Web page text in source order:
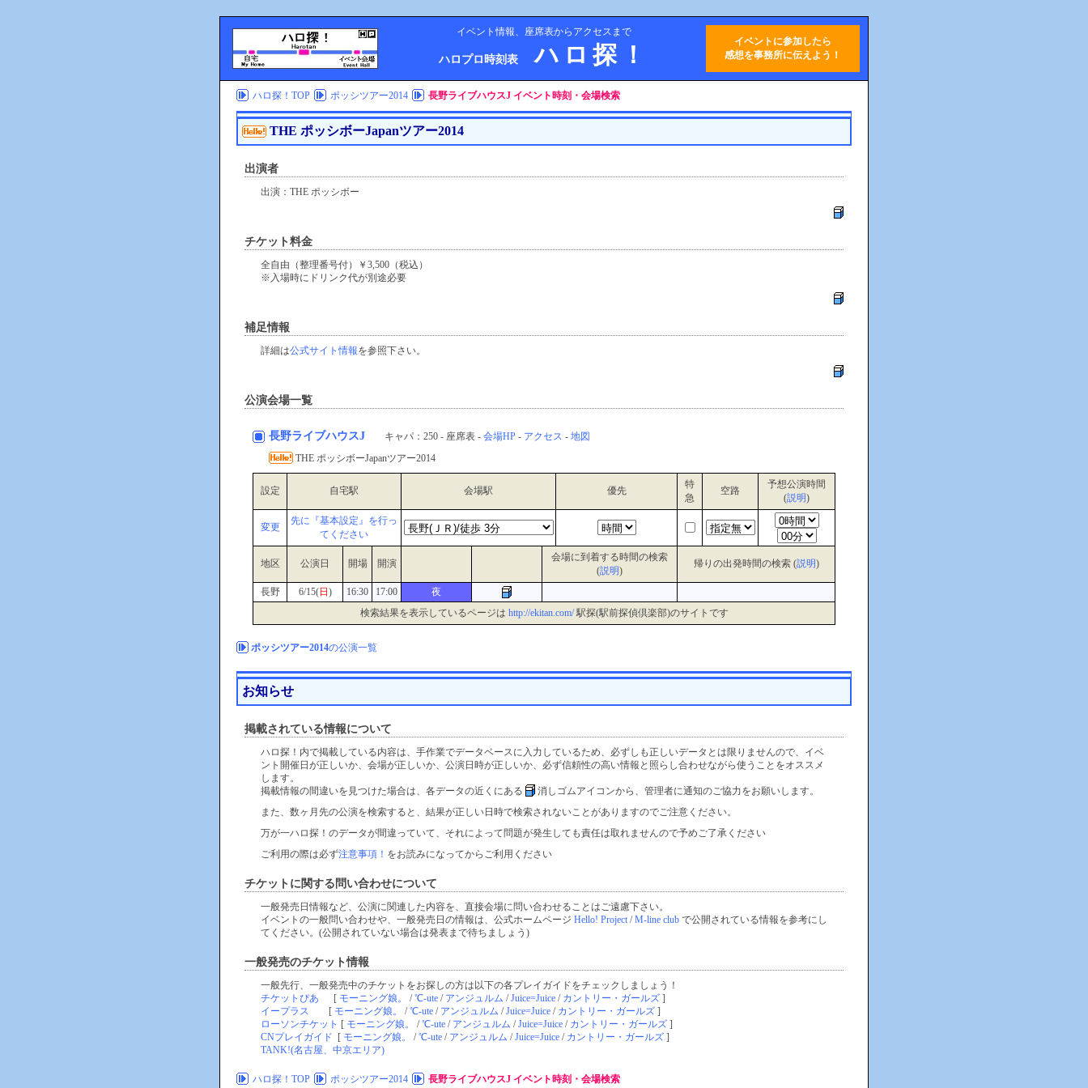
イベント情報、座席表からアクセスまで
ハロプロ時刻表 ハロ探！
イベントに参加したら
感想を事務所に伝えよう！
ハロ探！TOP ポッシツアー2014 長野ライブハウスJ イベント時刻・会場検索
THE ポッシボーJapanツアー2014
出演者
出演：THE ポッシボー
チケット料金
全自由（整理番号付）￥3,500（税込）
※入場時にドリンク代が別途必要
補足情報
詳細は公式サイト情報を参照下さい。
公演会場一覧
長野ライブハウスJ キャパ：250 - 座席表 - 会場HP - アクセス - 地図
THE ポッシボーJapanツアー2014
設定 自宅駅 会場駅 優先
特
急
空路
予想公演時間
(説明)
変更
先に『基本設定』を行っ
てください
地区 公演日 開場 開演
会場に到着する時間の検索
(説明)
帰りの出発時間の検索 (説明)
長野 6/15(日 ) 16:30 17:00
夜
検索結果を表示しているページは http://ekitan.com/駅探(駅前探偵倶楽部)のサイトです
ポッシツアー2014の公演一覧
お知らせ
掲載されている情報について
ハロ探！内で掲載している内容は、手作業でデータベースに入力しているため、必ずしも正しいデータとは限りませんので、イベ
ント開催日が正しいか、会場が正しいか、公演日時が正しいか、必ず信頼性の高い情報と照らし合わせながら使うことをオススメ
します。
掲載情報の間違いを見つけた場合は、各データの近くにある
消しゴムアイコンから、管理者に通知のご協力をお願いします。
また、数ヶ月先の公演を検索すると、結果が正しい日時で検索されないことがありますのでご注意ください。
万が一ハロ探！のデータが間違っていて、それによって問題が発生しても責任は取れませんので予めご了承ください
ご利用の際は必ず注意事項！ をお読みになってからご利用ください
チケットに関する問い合わせについて
一般発売日情報など、公演に関連した内容を、直接会場に問い合わせることはご遠慮下さい。
イベントの一般問い合わせや、一般発売日の情報は、公式ホームページ Hello! Project /M-line club で公開されている情報を参考にし
てください。(公開されていない場合は発表まで待ちましょう)
一般発売のチケット情報
一般先行、一般発売中のチケットをお探しの方は以下の各プレイガイドをチェックしましょう！
チケットぴあ [ モーニング娘。 /℃-ute / アンジュルム /Juice=Juice / カントリー・ガールズ ]
イープラス [ モーニング娘。 /℃-ute / アンジュルム /Juice=Juice / カントリー・ガールズ ]
ローソンチケット [ モーニング娘。 /℃-ute / アンジュルム /Juice=Juice / カントリー・ガールズ ]
CNプレイガイド [ モーニング娘。 /℃-ute / アンジュルム /Juice=Juice / カントリー・ガールズ ]
TANK!(名古屋、中京エリア)
ハロ探！TOP ポッシツアー2014 長野ライブハウスJ イベント時刻・会場検索